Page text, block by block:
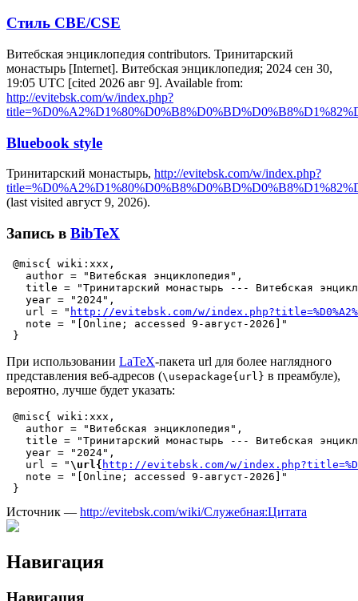
Стиль CBE/CSE
Витебская энциклопедия contributors. Тринитарский
монастырь [Internet]. Витебская энциклопедия; 2024 сен 30,
19:05 UTC [cited 2026 авг 9]. Available from:
http://evitebsk.com/w/index.php?
Bluebook style
Тринитарский монастырь, http://evitebsk.com/w/index.php?
(last visited август 9, 2026).
Запись в BibTeX
@misc{ wiki:xxx,
   author = "Витебская энциклопедия",
title = "Тринитарский монастырь --- Витебская
   year = "2024",
   url = "
http://evitebsk.com/w/
   note = "[Online; accessed 9-август-2026]"
При использовании LaTeX-пакета url для более наглядного
представления веб-адресов (\usepackage{url} в преамбуле),
вероятно, лучше будет указать:
@misc{ wiki:xxx,
   author = "Витебская энциклопедия",
title = "Тринитарский монастырь --- Витебская
   year = "2024",
   url = "
\url{ http://evitebsk.com/w/
   note = "[Online; accessed 9-август-2026]"
Источник — http://evitebsk.com/wiki/Служебная:Цитата
Навигация
Навигация